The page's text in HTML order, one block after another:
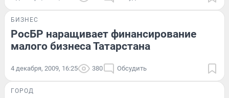
БИЗНЕС
РосБР наращивает финансирование
малого бизнеса Татарстана
4 декабря, 2009, 16:25 380 Обсудить
ГОРОД